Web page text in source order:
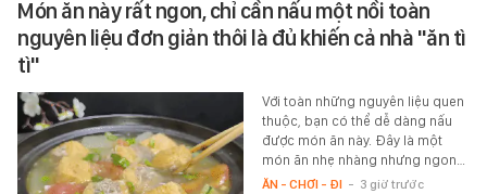
Món ăn này rất ngon, chỉ cần nấu một nồi toàn
nguyên liệu đơn giản thôi là đủ khiến cả nhà "ăn tì
tì"
Với toàn những nguyên liệu quen
thuộc, bạn có thể dễ dàng nấu
được món ăn này. Đây là một
món ăn nhẹ nhàng nhưng ngon…
ĂN - CHƠI - ĐI - 3 giờ trước